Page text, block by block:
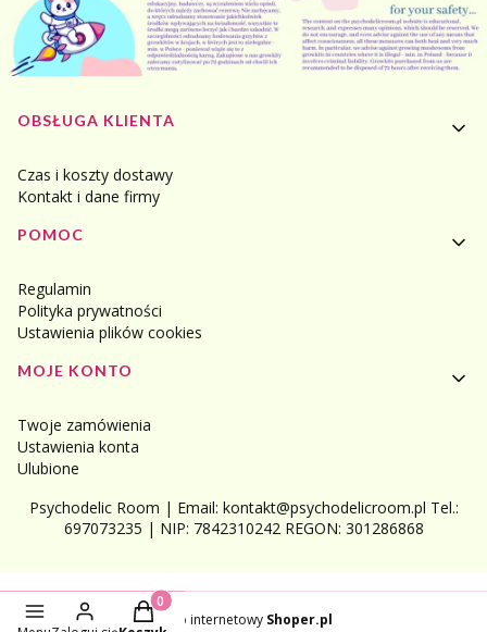
Linki w stopce
OBSŁUGA KLIENTA
Czas i koszty dostawy
Kontakt i dane firmy
POMOC
Regulamin
Polityka prywatności
Ustawienia plików cookies
MOJE KONTO
Twoje zamówienia
Ustawienia konta
Ulubione
Psychodelic Room | Email: kontakt@psychodelicroom.pl Tel.:
697073235 | NIP: 7842310242 REGON: 301286868
Sklep internetowy Shoper.pl
Produkty w koszyku: 0. Zobacz szczegóły